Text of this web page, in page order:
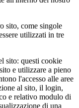
sito, come singole
utilizzati in tre
sito: questi cookie
e utilizzare a pieno
l'accesso alle aree
al sito, il login,
e relativo modulo di
di una